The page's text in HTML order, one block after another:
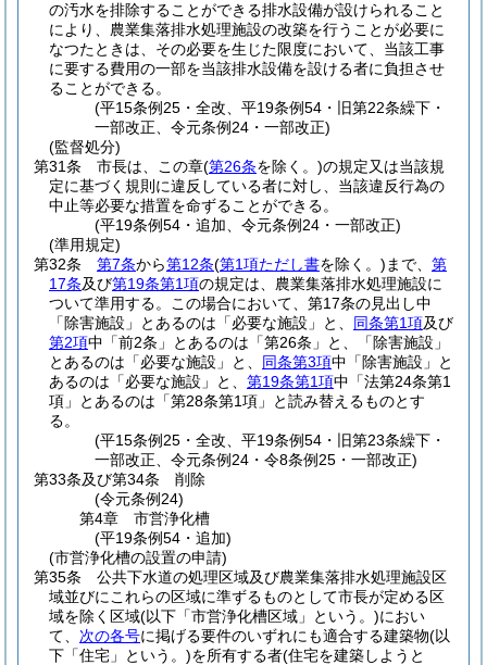
の汚水を排除することができる排水設備が設けられること
により、農業集落排水処理施設の改築を行うことが必要に
なつたときは、その必要を生じた限度において、当該工事
に要する費用の一部を当該排水設備を設ける者に負担させ
ることができる。
(平15条例25・全改、平19条例54・旧第22条繰下・
一部改正、令元条例24・一部改正)
(監督処分)
第31条
市長は、この章(第26条を除く。)の規定又は当該規
定に基づく規則に違反している者に対し、当該違反行為の
中止等必要な措置を命ずることができる。
(平19条例54・追加、令元条例24・一部改正)
(準用規定)
第32条
第7条から第12条(第1項ただし書を除く。) まで、 第
17条及び第19条第1項の規定は、農業集落排水処理施設に
ついて準用する。
この場合において、第17条の見出し中
「除害施設」とあるのは「必要な施設」と、 同条第1項及び
第2項中「前2条」とあるのは「第26条」と、「除害施設」
とあるのは「必要な施設」と、 同条第3項中「除害施設」と
あるのは「必要な施設」と、 第19条第1項中「法第24条第1
項」とあるのは「第28条第1項」と読み替えるものとす
る。
(平15条例25・全改、平19条例54・旧第23条繰下・
一部改正、令元条例24・令8条例25・一部改正)
第33条及び第34条
削除
(令元条例24)
第4章
市営浄化槽
(平19条例54・追加)
(市営浄化槽の設置の申請)
第35条
公共下水道の処理区域及び農業集落排水処理施設区
域並びにこれらの区域に準ずるものとして市長が定める区
域を除く区域(以下「市営浄化槽区域」という。)におい
て、 次の各号に掲げる要件のいずれにも適合する建築物(以
下「住宅」という。)を所有する者(住宅を建築しようと